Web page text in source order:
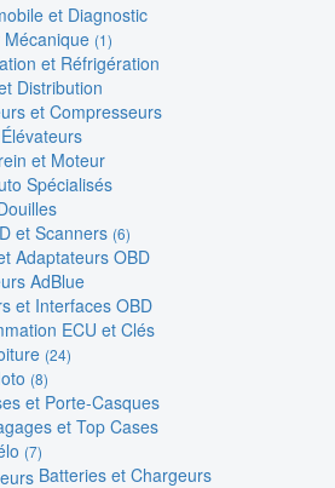
et Diagnostic
(1)
et Réfrigération
Distribution
et Compresseurs
et Moteur
Spécialisés
et Scanners (6)
Adaptateurs OBD
AdBlue
et Interfaces OBD
ECU et Clés
(24)
(8)
et Porte-Casques
et Top Cases
(7)
Batteries et Chargeurs